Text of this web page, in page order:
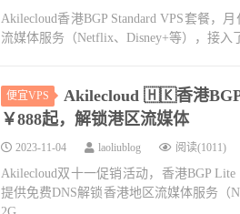
Akilecloud香港BGP Standard VPS套餐，
流媒体服务（Netflix、Disney+等），接入
便宜VPS
Akilecloud 🇭🇰香港BGP
￥888起，解锁港区流媒体
2023-11-04 laoliublog 阅读(1011)
Akilecloud双十一促销活动，香港BGP
提供免费DNS解锁香港地区流媒体服务（